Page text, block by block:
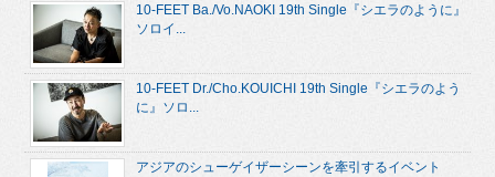
10-FEET Ba./Vo.NAOKI 19th Single『シエラのように』
ソロイ...
10-FEET Dr./Cho.KOUICHI 19th Single『シエラのよう
に』ソロ...
アジアのシューゲイザーシーンを牽引するイベント